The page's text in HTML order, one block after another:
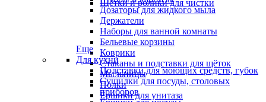
Щётки и ролики для чистки
Дозаторы для жидкого мыла
Держатели
Наборы для ванной комнаты
Бельевые корзины
Коврики
Стаканы и подставки для щёток
Мыльницы
Полки
Ёршики для унитаза
Еще
Для кухни
Подставки для моющих средств, губок
Сушилки для посуды, столовых
приборов